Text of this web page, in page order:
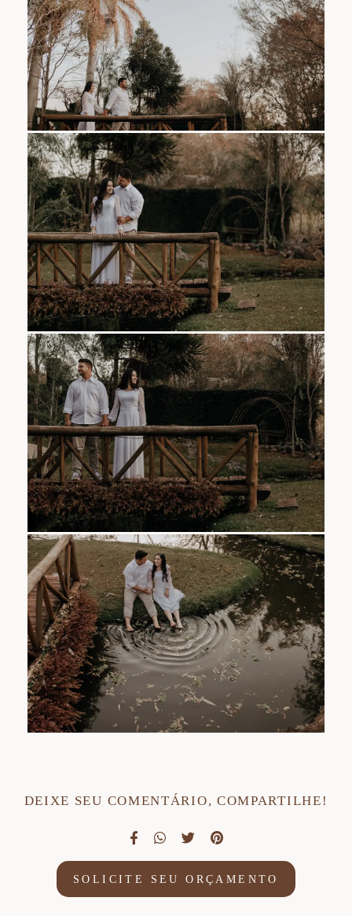
DEIXE SEU COMENTÁRIO, COMPARTILHE!
SOLICITE SEU ORÇAMENTO